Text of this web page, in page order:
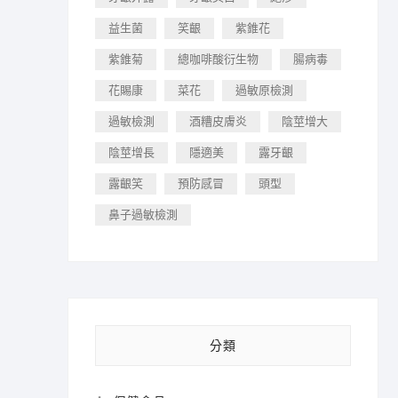
益生菌 笑齦 紫錐花
紫錐菊 總咖啡酸衍生物 腸病毒
花賜康 菜花 過敏原檢測
過敏檢測 酒糟皮膚炎 陰莖增大
陰莖增長 隱適美 露牙齦
露齦笑 預防感冒 頭型
鼻子過敏檢測
分類